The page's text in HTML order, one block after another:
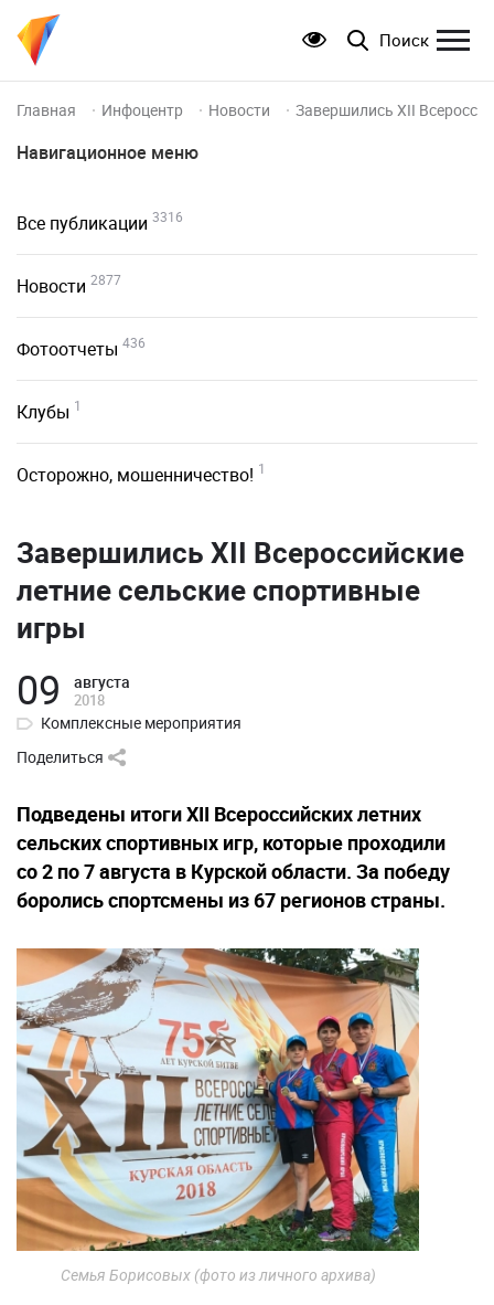
Поиск
Главная Инфоцентр Новости Завершились XII
Навигационное меню
Все публикации 3316
Новости 2877
Фотоотчеты 436
Клубы 1
Осторожно, мошенничество! 1
Завершились XII Всероссийские
летние сельские спортивные
игры
09 августа
2018
Комплексные мероприятия
Поделиться
Подведены итоги XII Всероссийских летних
сельских спортивных игр, которые проходили
со 2 по 7 августа в Курской области. За победу
боролись спортсмены из 67 регионов страны.
Семья Борисовых (фото из личного архива)